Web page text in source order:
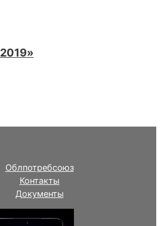
Облпотребсоюз
Контакты
Документы